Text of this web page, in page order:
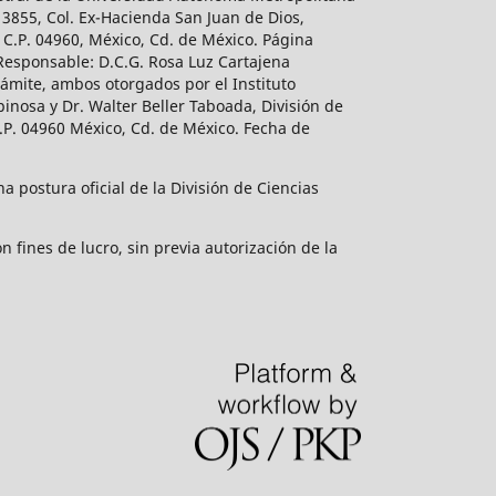
Col. Ex-Hacienda San Juan de Dios,
04960, México, Cd. de México. Página
D.C.G. Rosa Luz Cartajena
ambos otorgados por el Instituto
y Dr. Walter Beller Taboada, División de
04960 México, Cd. de México. Fecha de
postura oficial de la División de Ciencias
fines de lucro, sin previa autorización de la